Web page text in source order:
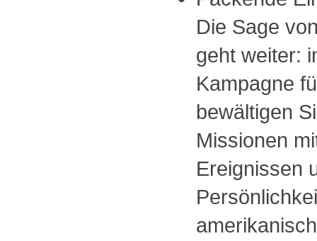
Die Sage
geht weiter:
Kampagne
bewältigen
Missionen
Ereignissen